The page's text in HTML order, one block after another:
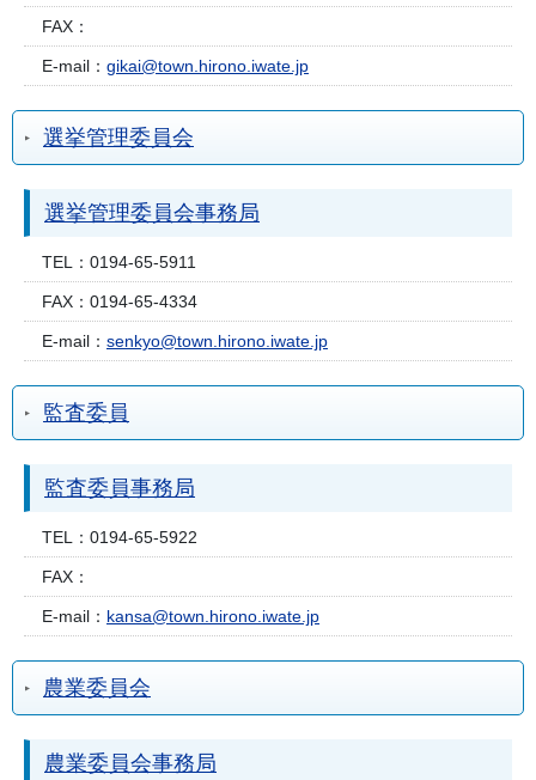
FAX：
E-mail： gikai@town.hirono.iwate.jp
選挙管理委員会
選挙管理委員会事務局
TEL： 0194-65-5911
FAX： 0194-65-4334
E-mail： senkyo@town.hirono.iwate.jp
監査委員
監査委員事務局
TEL： 0194-65-5922
FAX：
E-mail： kansa@town.hirono.iwate.jp
農業委員会
農業委員会事務局